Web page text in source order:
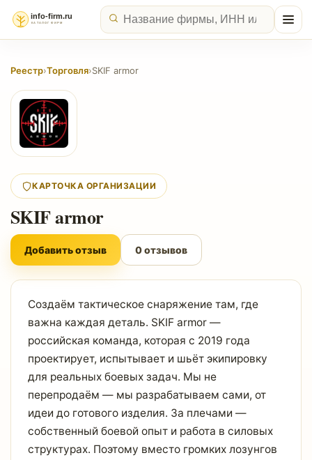
Реестр›Торговля›SKIF armor
КАРТОЧКА ОРГАНИЗАЦИИ
SKIF armor
Добавить отзыв 0 отзывов
Создаём тактическое снаряжение там, где
важна каждая деталь. SKIF armor —
российская команда, которая с 2019 года
проектирует, испытывает и шьёт экипировку
для реальных боевых задач. Мы не
перепродаём — мы разрабатываем сами, от
идеи до готового изделия. За плечами —
собственный боевой опыт и работа в силовых
структурах. Поэтому вместо громких лозунгов